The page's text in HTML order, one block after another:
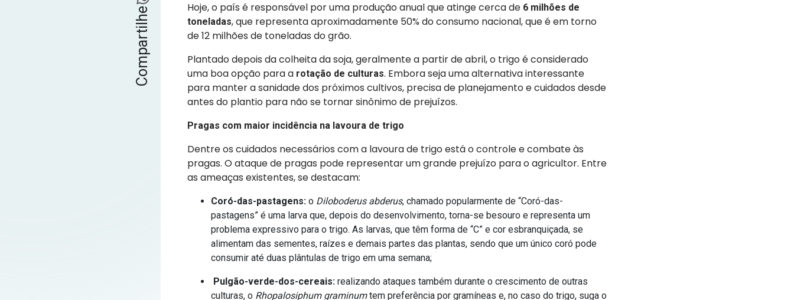
Compartilhe
Hoje, o país é responsável por uma produção anual que atinge cerca de 6 milhões de
toneladas, que representa aproximadamente 50% do consumo nacional, que é em torno
de 12 milhões de toneladas do grão.
Plantado depois da colheita da soja, geralmente a partir de abril, o trigo é considerado
uma boa opção para a rotação de culturas. Embora seja uma alternativa interessante
para manter a sanidade dos próximos cultivos, precisa de planejamento e cuidados desde
antes do plantio para não se tornar sinônimo de prejuízos.
Pragas com maior incidência na lavoura de trigo
Dentre os cuidados necessários com a lavoura de trigo está o controle e combate às
pragas. O ataque de pragas pode representar um grande prejuízo para o agricultor. Entre
as ameaças existentes, se destacam:
Coró-das-pastagens: o Diloboderus abderus, chamado popularmente de “Coró-das-
pastagens” é uma larva que, depois do desenvolvimento, torna-se besouro e representa um
problema expressivo para o trigo. As larvas, que têm forma de “C” e cor esbranquiçada, se
alimentam das sementes, raízes e demais partes das plantas, sendo que um único coró pode
consumir até duas plântulas de trigo em uma semana;
Pulgão-verde-dos-cereais: realizando ataques também durante o crescimento de outras
culturas, o Rhopalosiphum graminumtem preferência por gramíneas e, no caso do trigo, suga o